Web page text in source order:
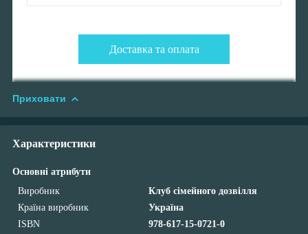
Доставка та оплата
Приховати
Характеристики
Основні атрибути
Виробник
Клуб сімейного дозвілля
Країна виробник
Україна
ISBN
978-617-15-0721-0